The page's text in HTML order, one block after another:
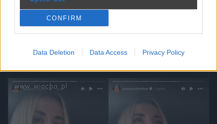
CONFIRM
Data Deletion Data Access Privacy Policy
Popularność przeszkadza jej w mieszkaniu
w bloku